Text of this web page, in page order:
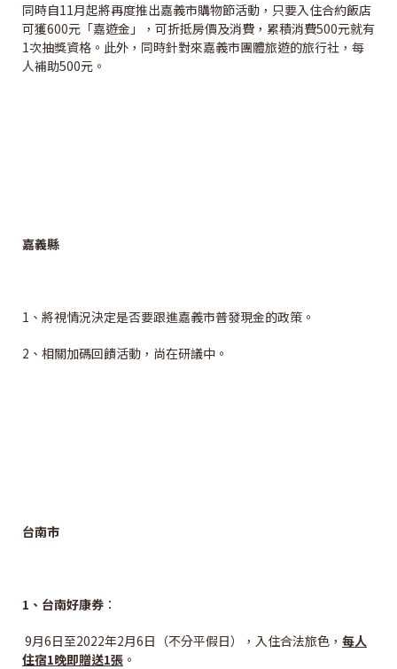
同時自11月起將再度推出嘉義市購物節活動，只要入住合約飯店
可獲600元「嘉遊金」，可折抵房價及消費，累積消費500元就有
1次抽獎資格。此外，同時針對來嘉義市團體旅遊的旅行社，每
人補助500元。
嘉義縣
1、將視情況決定是否要跟進嘉義市普發現金的政策。
2、相關加碼回饋活動，尚在研議中。
台南市
1 、台南好康券 ：
9月6日至2022年2月6日（不分平假日），入住合法旅色， 每人
住宿1晚即贈送1張 。